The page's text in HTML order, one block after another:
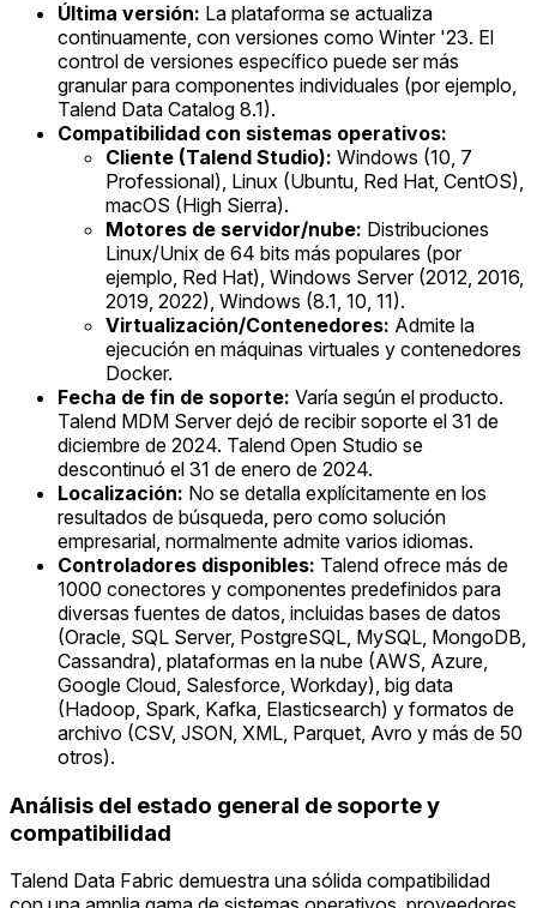
Última versión: La plataforma se actualiza
continuamente, con versiones como Winter '23. El
control de versiones específico puede ser más
granular para componentes individuales (por ejemplo,
Talend Data Catalog 8.1).
Compatibilidad con sistemas operativos:
Cliente (Talend Studio): Windows (10, 7
Professional), Linux (Ubuntu, Red Hat, CentOS),
macOS (High Sierra).
Motores de servidor/nube: Distribuciones
Linux/Unix de 64 bits más populares (por
ejemplo, Red Hat), Windows Server (2012, 2016,
2019, 2022), Windows (8.1, 10, 11).
Virtualización/Contenedores: Admite la
ejecución en máquinas virtuales y contenedores
Docker.
Fecha de fin de soporte: Varía según el producto.
Talend MDM Server dejó de recibir soporte el 31 de
diciembre de 2024. Talend Open Studio se
descontinuó el 31 de enero de 2024.
Localización: No se detalla explícitamente en los
resultados de búsqueda, pero como solución
empresarial, normalmente admite varios idiomas.
Controladores disponibles: Talend ofrece más de
1000 conectores y componentes predefinidos para
diversas fuentes de datos, incluidas bases de datos
(Oracle, SQL Server, PostgreSQL, MySQL, MongoDB,
Cassandra), plataformas en la nube (AWS, Azure,
Google Cloud, Salesforce, Workday), big data
(Hadoop, Spark, Kafka, Elasticsearch) y formatos de
archivo (CSV, JSON, XML, Parquet, Avro y más de 50
otros).
Análisis del estado general de soporte y
compatibilidad
Talend Data Fabric demuestra una sólida compatibilidad